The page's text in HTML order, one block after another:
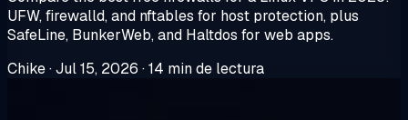
UFW, firewalld, and nftables for host protection, plus
SafeLine, BunkerWeb, and Haltdos for web apps.
Chike·Jul 15, 2026 ·14 min de lectura